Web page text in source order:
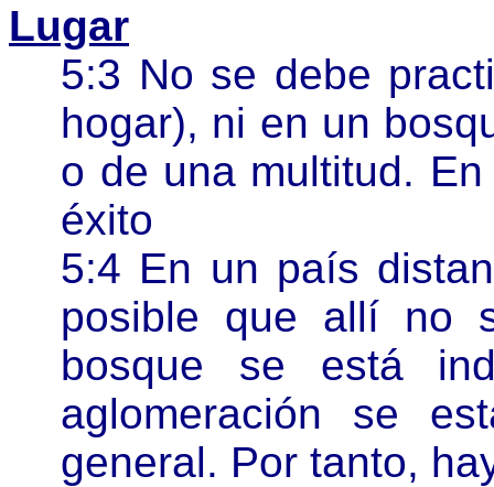
Lugar
5:3 No se debe
hogar), ni en un
o de una multitud.
éxito
5:4 En un país
posible que allí no
bosque se está
aglomeración se
general. Por tanto,